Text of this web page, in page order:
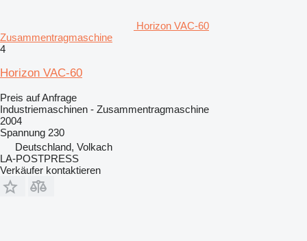
Horizon VAC-60
Zusammentragmaschine
4
Horizon VAC-60
Preis auf Anfrage
Industriemaschinen - Zusammentragmaschine
2004
Spannung 230
Deutschland, Volkach
LA-POSTPRESS
Verkäufer kontaktieren